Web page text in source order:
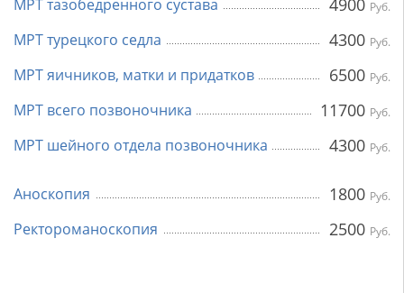
МРТ тазобедренного сустава 4900 Руб.
МРТ турецкого седла 4300 Руб.
МРТ яичников, матки и придатков 6500 Руб.
МРТ всего позвоночника 11700 Руб.
МРТ шейного отдела позвоночника 4300 Руб.
Аноскопия 1800 Руб.
Ректороманоскопия 2500 Руб.